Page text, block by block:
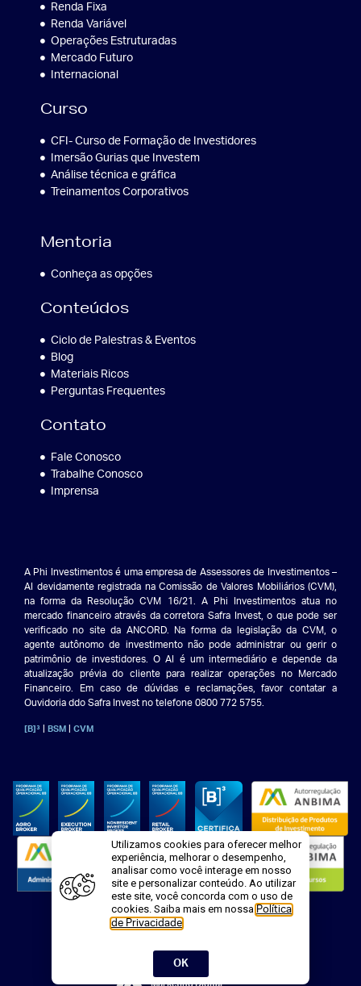
Renda Fixa
Renda Variável
Operações Estruturadas
Mercado Futuro
Internacional
Curso
CFI- Curso de Formação de Investidores
Imersão Gurias que Investem
Análise técnica e gráfica
Treinamentos Corporativos
Mentoria
Conheça as opções
Conteúdos
Ciclo de Palestras & Eventos
Blog
Materiais Ricos
Perguntas Frequentes
Contato
Fale Conosco
Trabalhe Conosco
Imprensa
A Phi Investimentos é uma empresa de Assessores de Investimentos –
AI devidamente registrada na Comissão de Valores Mobiliários (CVM),
na forma da Resolução CVM 16/21. A Phi Investimentos atua no
mercado financeiro através da corretora Safra Invest, o que pode ser
verificado no site da ANCORD. Na forma da legislação da CVM, o
agente autônomo de investimento não pode administrar ou gerir o
patrimônio de investidores. O AI é um intermediário e depende da
atualização prévia do cliente para realizar operações no Mercado
Financeiro. Em caso de dúvidas e reclamações, favor contatar a
Ouvidoria ddo Safra Invest no telefone 0800 772 5755.
[B]³ BSM CVM
Utilizamos cookies para oferecer melhor
experiência, melhorar o desempenho,
analisar como você interage em nosso
site e personalizar conteúdo. Ao utilizar
este site, você concorda com o uso de
cookies. Saiba mais em nossa Política
de Privacidade.
OK